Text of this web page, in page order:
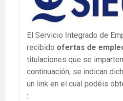
El Servicio Integrado de
recibido ofertas de
titulaciones que se
continuación, se indican
un link en el cual podéis
: